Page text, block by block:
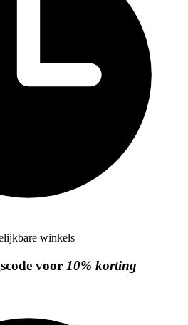
winkels
voor 10% korting